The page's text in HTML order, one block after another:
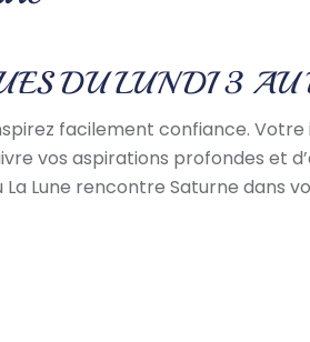
DU LUNDI 3
facilement confiance.
vos aspirations profondes et
Lune rencontre Saturne dans